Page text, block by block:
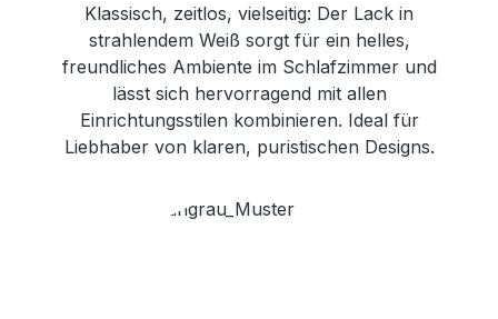
Klassisch, zeitlos, vielseitig: Der Lack in
strahlendem Weiß sorgt für ein helles,
freundliches Ambiente im Schlafzimmer und
lässt sich hervorragend mit allen
Einrichtungsstilen kombinieren. Ideal für
Liebhaber von klaren, puristischen Designs.